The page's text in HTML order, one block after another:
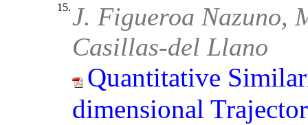
15.J. Figueroa Nazuno,
Casillas-del Llano
Quantitative
dimensional